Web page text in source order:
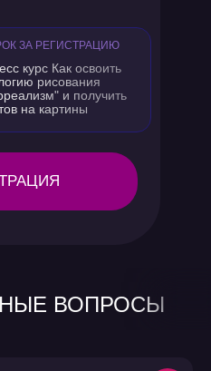
ЗА РЕГИСТРАЦИЮ
курс Как освоить
рисования
и получить
на картины
ВОПРОСЫ